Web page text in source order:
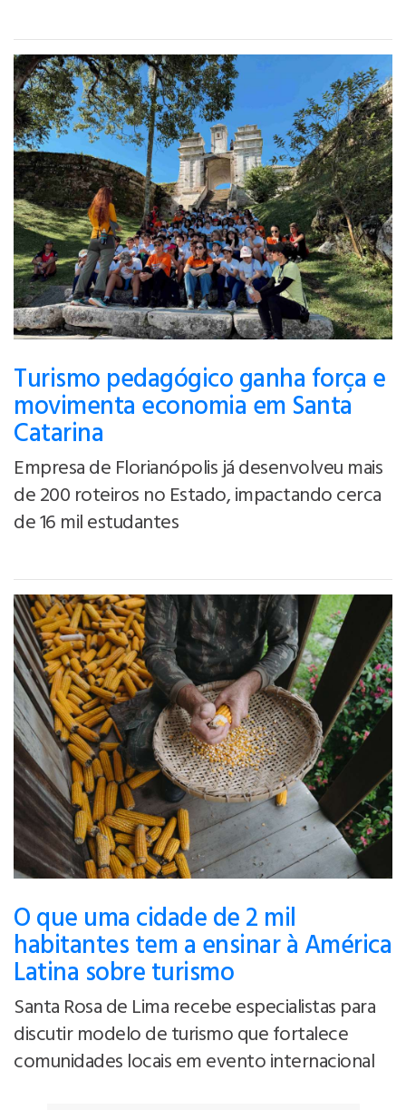
Turismo pedagógico ganha força e
movimenta economia em Santa
Catarina
Empresa de Florianópolis já desenvolveu mais
de 200 roteiros no Estado, impactando cerca
de 16 mil estudantes
O que uma cidade de 2 mil
habitantes tem a ensinar à América
Latina sobre turismo
Santa Rosa de Lima recebe especialistas para
discutir modelo de turismo que fortalece
comunidades locais em evento internacional